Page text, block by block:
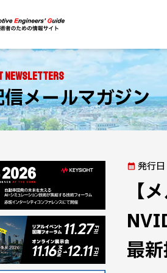
Newsletters
メールマガジン
発行日
【
最